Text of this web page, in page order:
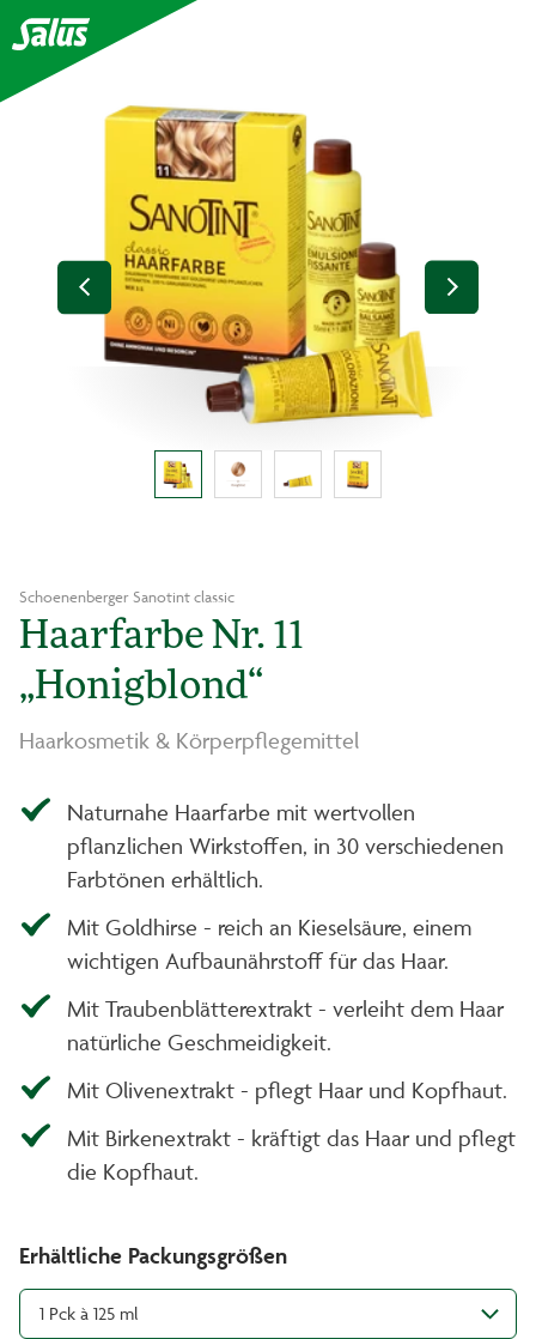
Schoenenberger Sanotint classic
Haarfarbe Nr. 11
„Honigblond“
Haarkosmetik & Körperpflegemittel
Naturnahe Haarfarbe mit wertvollen
pflanzlichen Wirkstoffen, in 30 verschiedenen
Farbtönen erhältlich.
Mit Goldhirse - reich an Kieselsäure, einem
wichtigen Aufbaunährstoff für das Haar.
Mit Traubenblätterextrakt - verleiht dem Haar
natürliche Geschmeidigkeit.
Mit Olivenextrakt - pflegt Haar und Kopfhaut.
Mit Birkenextrakt - kräftigt das Haar und pflegt
die Kopfhaut.
Erhältliche Packungsgrößen
1 Pck à 125 ml